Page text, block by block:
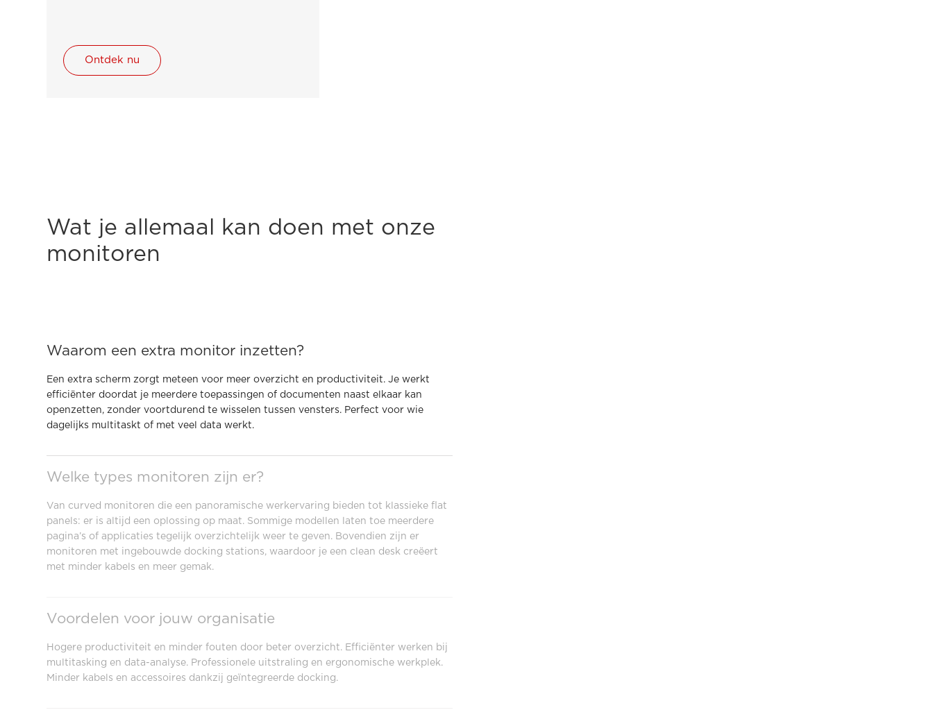
Ontdek nu
Wat je allemaal kan doen met onze
monitoren
Waarom een extra monitor inzetten?
Een extra scherm zorgt meteen voor meer overzicht en productiviteit. Je werkt
efficiënter doordat je meerdere toepassingen of documenten naast elkaar kan
openzetten, zonder voortdurend te wisselen tussen vensters. Perfect voor wie
dagelijks multitaskt of met veel data werkt.
Welke types monitoren zijn er?
Van curved monitoren die een panoramische werkervaring bieden tot klassieke flat
panels: er is altijd een oplossing op maat. Sommige modellen laten toe meerdere
pagina’s of applicaties tegelijk overzichtelijk weer te geven. Bovendien zijn er
monitoren met ingebouwde docking stations, waardoor je een clean desk creëert
met minder kabels en meer gemak.
Voordelen voor jouw organisatie
Hogere productiviteit en minder fouten door beter overzicht. Efficiënter werken bij
multitasking en data-analyse. Professionele uitstraling en ergonomische werkplek.
Minder kabels en accessoires dankzij geïntegreerde docking.